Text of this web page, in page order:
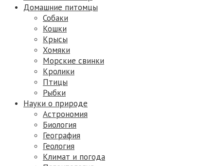
Домашние питомцы
Собаки
Кошки
Крысы
Хомяки
Морские свинки
Кролики
Птицы
Рыбки
Науки о природе
Астрономия
Биология
География
Геология
Климат и погода